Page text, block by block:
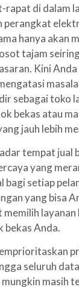
rapat di dalam
perangkat
hanya akan
tajam
Kini
sebagai toko
bekas atau
jauh lebih
tempat jual
yang
bagi setiap
yang bisa
layanan
bekas Anda.
seluruh
mungkin masih